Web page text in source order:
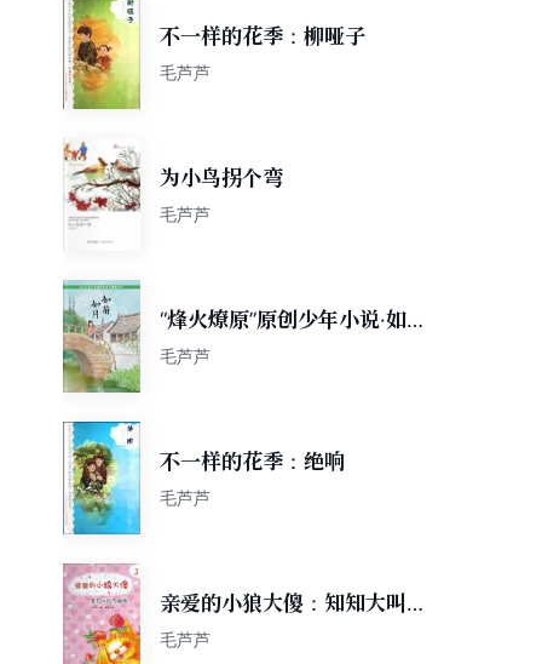
不一样的花季：柳哑子
毛芦芦
为小鸟拐个弯
毛芦芦
“烽火燎原”原创少年小说·如菊
如月
毛芦芦
不一样的花季：绝响
毛芦芦
亲爱的小狼大傻：知知大叫的
桃树
毛芦芦